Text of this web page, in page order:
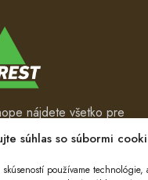
súhlas so súbormi
používame technológie,
nájdete všetko pre
Od pracovného
na ťažbu a
až po ručné